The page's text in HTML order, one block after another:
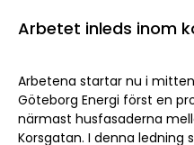
Arbetet inleds inom
Arbetena startar nu i
Göteborg Energi först en
närmast husfasaderna
Korsgatan. I denna ledning